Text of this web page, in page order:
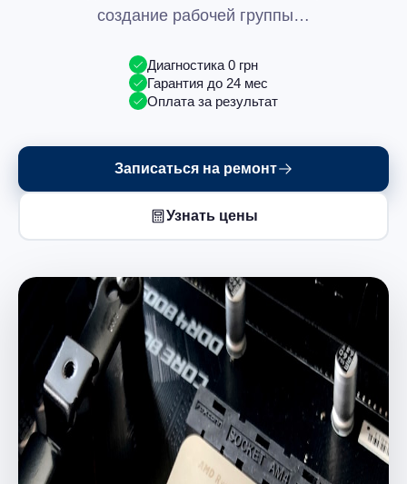
создание рабочей группы…
Диагностика 0 грн
Гарантия до 24 мес
Оплата за результат
Записаться на ремонт
Узнать цены